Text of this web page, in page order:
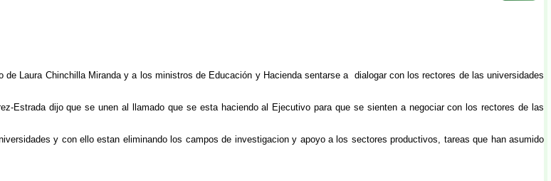
de Laura Chinchilla Miranda y a los ministros de Educación y Hacienda sentarse a dialogar con los rectores de las universidades
Estrada dijo que se unen al llamado que se esta haciendo al Ejecutivo para que se sienten a negociar con los rectores de las
y con ello estan eliminando los campos de investigacion y apoyo a los sectores productivos, tareas que han asumido